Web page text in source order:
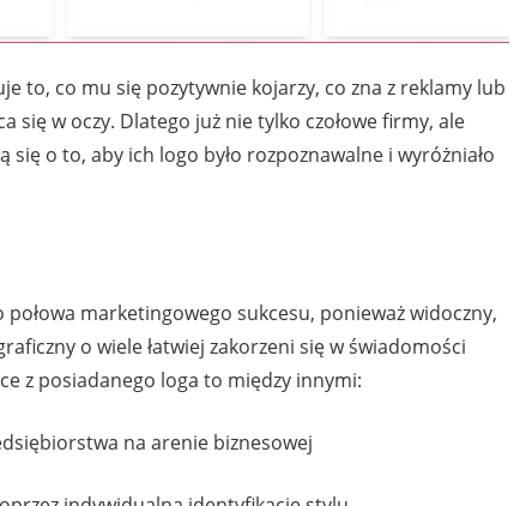
to, co mu się pozytywnie kojarzy, co zna z reklamy lub
się w oczy. Dlatego już nie tylko czołowe firmy, ale
o to, aby ich logo było rozpoznawalne i wyróżniało
połowa marketingowego sukcesu, ponieważ widoczny,
o wiele łatwiej zakorzeni się w świadomości
z posiadanego loga to między innymi:
na arenie biznesowej